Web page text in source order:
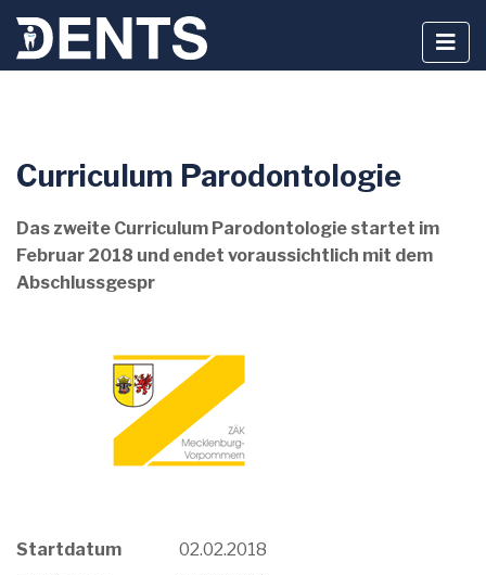
Inhalt
Curriculum Parodontologie
Das zweite Curriculum Parodontologie startet im
Februar 2018 und endet voraussichtlich mit dem
Abschlussgespr
Startdatum
02.02.2018